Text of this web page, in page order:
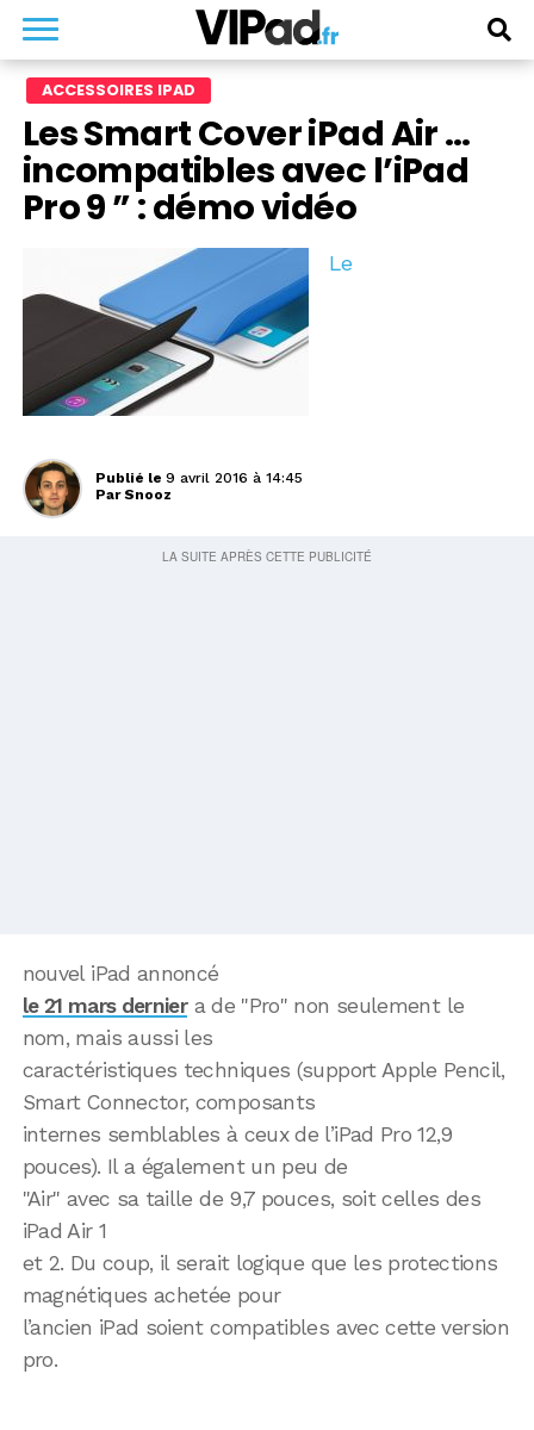
ACCESSOIRES IPAD
Les Smart Cover iPad Air …
incompatibles avec l’iPad
Pro 9 ” : démo vidéo
Le
Publié le 9 avril 2016 à 14:45
Par Snooz
nouvel iPad annoncé
le 21 mars derniera de "Pro" non seulement le
nom, mais aussi les
caractéristiques techniques (support Apple Pencil,
Smart Connector, composants
internes semblables à ceux de l’iPad Pro 12,9
pouces). Il a également un peu de
"Air" avec sa taille de 9,7 pouces, soit celles des
iPad Air 1
et 2. Du coup, il serait logique que les protections
magnétiques achetée pour
l’ancien iPad soient compatibles avec cette version
pro.